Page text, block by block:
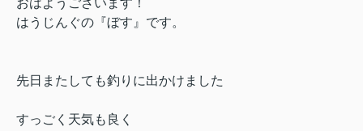
おはようございます！
はうじんぐの『ぼす』です。
先日またしても釣りに出かけました
すっごく天気も良く